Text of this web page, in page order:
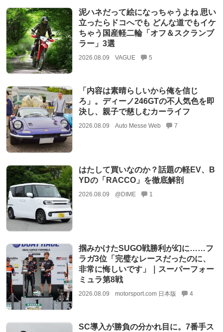
泥ハネだって絵になっちゃうよね 思い
立ったらドコへでも どんな道でもイケ
ちゃう国産軽二輪「オフ＆スクランブ
ラー」3選
2026.08.09 VAGUE 5
「内容は素晴らしいから俺を信じ
ろ」。ディーノ246GTの不人気色を即
決し、親子で慈しむカーライフ
2026.08.09 Auto Messe Web 7
はたして買いなのか？話題の軽EV、B
YDの「RACCO」を徹底解剖
2026.08.09 @DIME 1
掴みかけたSUGO戦勝利が幻に……フ
ラガ3位「完璧なレースだったのに、
非常に悔しいです」｜スーパーフォー
ミュラ第8戦
2026.08.09 motorsport.com 日本版 4
SC導入が勝負の分かれ目に。7番手ス